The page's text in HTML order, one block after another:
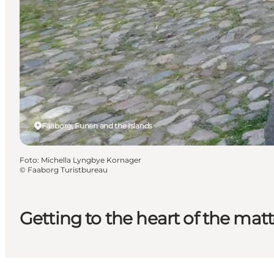
Getting to the heart of the
Faaborg, Funen and the Islands
Foto: Michella Lyngbye Kornager
© Faaborg Turistbureau